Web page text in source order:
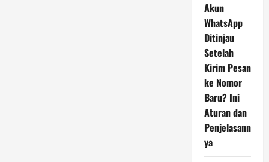
Akun
WhatsApp
Ditinjau
Setelah
Kirim Pesan
ke Nomor
Baru? Ini
Aturan dan
Penjelasann
ya